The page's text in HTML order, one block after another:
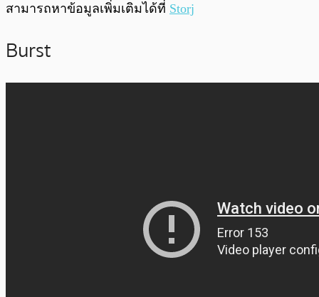
สามารถหาข้อมูลเพิ่มเติมได้ที่ Storj
Burst